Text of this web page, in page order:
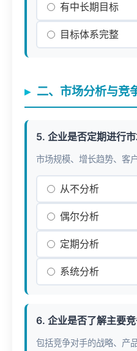
有中长期目标
目标体系完整
二、市场分析与竞
5. 企业是否定期进行市
市场规模、增长趋势、客
从不分析
偶尔分析
定期分析
系统分析
6. 企业是否了解主要竞
包括竞争对手的战略、产